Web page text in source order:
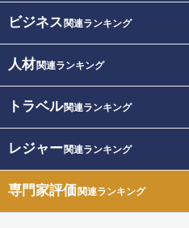
ビジネス 関連ランキング
人材関連ランキング
トラベル関連ランキング
レジャー関連ランキング
専門家評価関連ランキング